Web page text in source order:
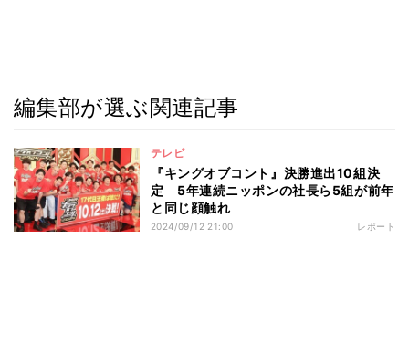
編集部が選ぶ関連記事
テレビ
『キングオブコント』決勝進出10組決
定 5年連続ニッポンの社長ら5組が前年
と同じ顔触れ
2024/09/12 21:00 レポート